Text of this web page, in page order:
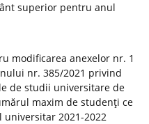
superior pentru anul
modificarea anexelor nr. 1
nr. 385/2021 privind
de studii universitare de
maxim de studenţi ce
2021-2022